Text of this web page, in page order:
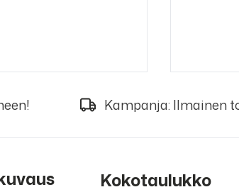
Kampanja: Ilmainen
Kokotaulukko